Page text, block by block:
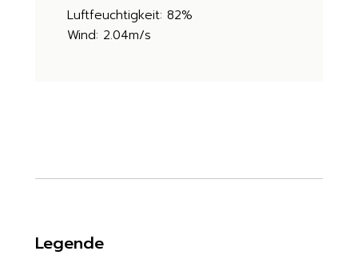
Luftfeuchtigkeit: 82%
Wind: 2.04m/s
Legende